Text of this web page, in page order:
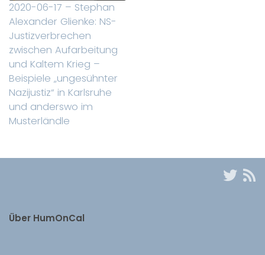
2020-06-17 – Stephan
Alexander Glienke: NS-
Justizverbrechen
zwischen Aufarbeitung
und Kaltem Krieg –
Beispiele „ungesühnter
Nazijustiz“ in Karlsruhe
und anderswo im
Musterländle
Über HumOnCal